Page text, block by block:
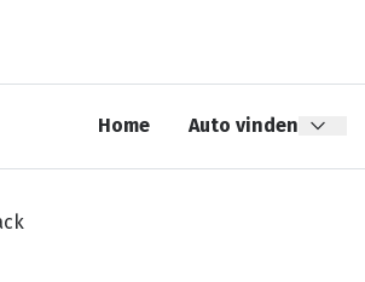
Home Auto vinden